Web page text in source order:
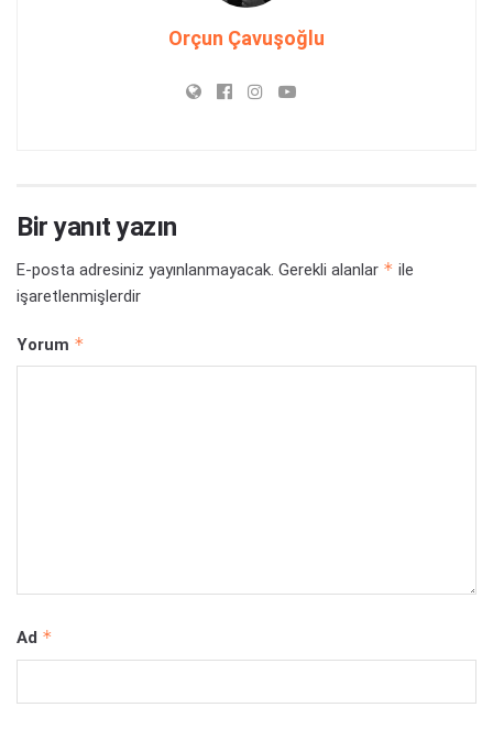
Orçun Çavuşoğlu
Bir yanıt yazın
E-posta adresiniz yayınlanmayacak. Gerekli alanlar * ile
işaretlenmişlerdir
Yorum *
Ad *